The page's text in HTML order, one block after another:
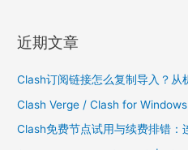
r
h
f
o
近期文章
Clash订阅链接怎么复制导入？从
Clash Verge / Clash for
Clash免费节点试用与续费排错：